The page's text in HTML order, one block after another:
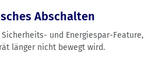
Abschalten
und Energiespar-Feature,
länger nicht bewegt wird.